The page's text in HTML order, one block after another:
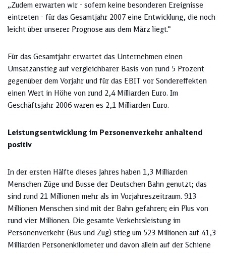
„Zudem erwarten wir - sofern keine besonderen Ereignisse
eintreten - für das Gesamtjahr 2007 eine Entwicklung, die noch
leicht über unserer Prognose aus dem März liegt.“
Für das Gesamtjahr erwartet das Unternehmen einen
Umsatzanstieg auf vergleichbarer Basis von rund 5 Prozent
gegenüber dem Vorjahr und für das EBIT vor Sondereffekten
einen Wert in Höhe von rund 2,4 Milliarden Euro. Im
Geschäftsjahr 2006 waren es 2,1 Milliarden Euro.
Leistungsentwicklung im Personenverkehr anhaltend
positiv
In der ersten Hälfte dieses Jahres haben 1,3 Milliarden
Menschen Züge und Busse der Deutschen Bahn genutzt; das
sind rund 21 Millionen mehr als im Vorjahreszeitraum. 913
Millionen Menschen sind mit der Bahn gefahren; ein Plus von
rund vier Millionen. Die gesamte Verkehrsleistung im
Personenverkehr (Bus und Zug) stieg um 523 Millionen auf 41,3
Milliarden Personenkilometer und davon allein auf der Schiene